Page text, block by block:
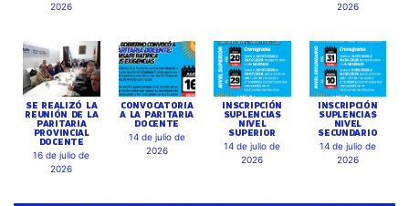
2026
2026
SE REALIZÓ LA
REUNIÓN DE LA
PARITARIA
PROVINCIAL
DOCENTE
16 de julio de
2026
CONVOCATORIA
A LA PARITARIA
DOCENTE
14 de julio de
2026
INSCRIPCIÓN
SUPLENCIAS
NIVEL
SUPERIOR
14 de julio de
2026
INSCRIPCIÓN
SUPLENCIAS
NIVEL
SECUNDARIO
14 de julio de
2026